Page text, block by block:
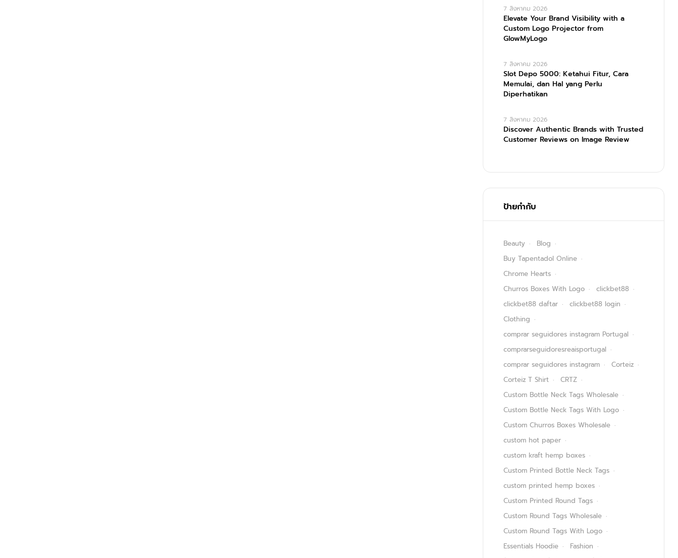
7 สิงหาคม 2026
Elevate Your Brand Visibility with a
Custom Logo Projector from
GlowMyLogo
7 สิงหาคม 2026
Slot Depo 5000: Ketahui Fitur, Cara
Memulai, dan Hal yang Perlu
Diperhatikan
7 สิงหาคม 2026
Discover Authentic Brands with Trusted
Customer Reviews on Image Review
ป้ายกำกับ
Beauty
Blog
Buy Tapentadol Online
Chrome Hearts
Churros Boxes With Logo
clickbet88
clickbet88 daftar
clickbet88 login
Clothing
comprar seguidores instagram Portugal
comprarseguidoresreaisportugal
comprar seguidores instagram
Corteiz
Corteiz T Shirt
CRTZ
Custom Bottle Neck Tags Wholesale
Custom Bottle Neck Tags With Logo
Custom Churros Boxes Wholesale
custom hot paper
custom kraft hemp boxes
Custom Printed Bottle Neck Tags
custom printed hemp boxes
Custom Printed Round Tags
Custom Round Tags Wholesale
Custom Round Tags With Logo
Essentials Hoodie
Fashion